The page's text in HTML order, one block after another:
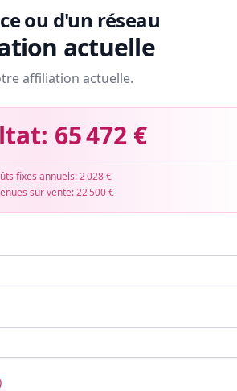
ou d'un réseau
actuelle
affiliation actuelle.
65 472 €
fixes annuels:2 028 €
sur vente:22 500 €